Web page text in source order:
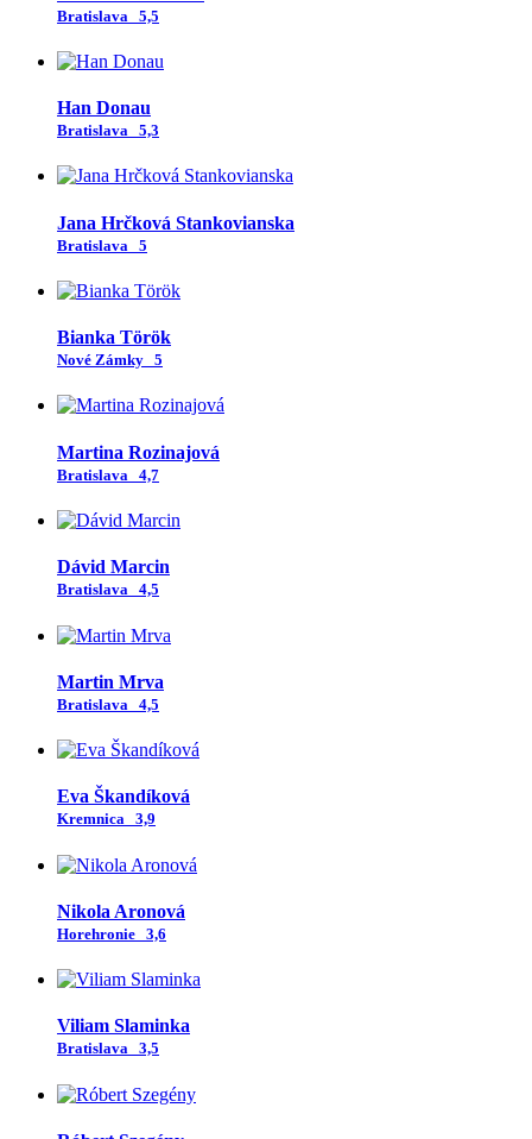
Bratislava 5,5
Han Donau
Bratislava 5,3
Jana Hrčková Stankovianska
Bratislava 5
Bianka Török
Nové Zámky 5
Martina Rozinajová
Bratislava 4,7
Dávid Marcin
Bratislava 4,5
Martin Mrva
Bratislava 4,5
Eva Škandíková
Kremnica 3,9
Nikola Aronová
Horehronie 3,6
Viliam Slaminka
Bratislava 3,5